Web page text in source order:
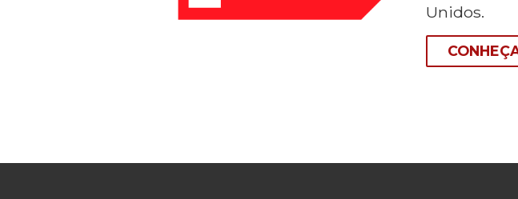
Unidos.